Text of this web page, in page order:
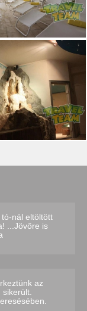
tó-nál eltöltött
...Jövőre is
az
sikerült.